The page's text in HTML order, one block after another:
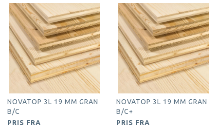
NOVATOP 3L 19 MM GRAN
B/C
PRIS FRA
NOVATOP 3L 19 MM GRAN
B/C+
PRIS FRA